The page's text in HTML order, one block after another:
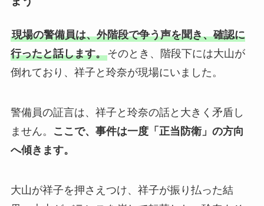
現場の警備員は、外階段で争う声を聞き、確認に
行ったと話します。そのとき、階段下には大山が
倒れており、祥子と玲奈が現場にいました。
警備員の証言は、祥子と玲奈の話と大きく矛盾し
ません。
ここで、事件は一度「正当防衛」の方向
へ傾きます。
大山が祥子を押さえつけ、祥子が振り払った結